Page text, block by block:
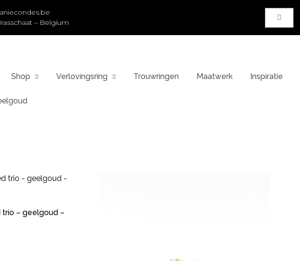
– Belgium
Shop Verlovingsring Trouwringen Maatwerk Inspiratie
– geelgoud –